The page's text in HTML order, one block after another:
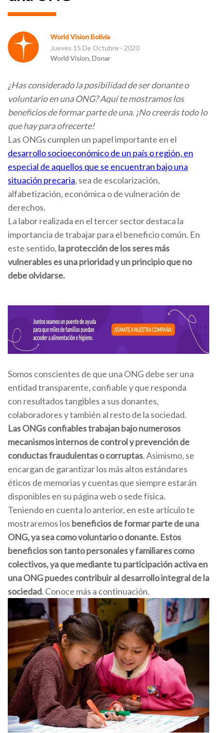
World Vision Bolivia
Jueves 15 De Octubre - 2020
World Vision, Donar
¿Has considerado la posibilidad de ser donante o
voluntario en una ONG? Aquí te mostramos los
beneficios de formar parte de una. ¡No creerás todo lo
que hay para ofrecerte!
Las ONGs cumplen un papel importante en el
desarrollo socioeconómico de un país o región, en
especial de aquellos que se encuentran bajo una
situación precaria, sea de escolarización,
alfabetización, económica o de vulneración de
derechos.
La labor realizada en el tercer sector destaca la
importancia de trabajar para el beneficio común. En
este sentido, la protección de los seres más
vulnerables es una prioridad y un principio que no
debe olvidarse.
Somos conscientes de que una ONG debe ser una
entidad transparente, confiable y que responda
con resultados tangibles a sus donantes,
colaboradores y también al resto de la sociedad.
Las ONGs confiables trabajan bajo numerosos
mecanismos internos de control y prevención de
conductas fraudulentas o corruptas. Asimismo, se
encargan de garantizar los más altos estándares
éticos de memorias y cuentas que siempre estarán
disponibles en su página web o sede física.
Teniendo en cuenta lo anterior, en este artículo te
mostraremos los beneficios de formar parte de una
ONG, ya sea como voluntario o donante. Estos
beneficios son tanto personales y familiares como
colectivos, ya que mediante tu participación activa en
una ONG puedes contribuir al desarrollo integral de la
sociedad. Conoce más a continuación.